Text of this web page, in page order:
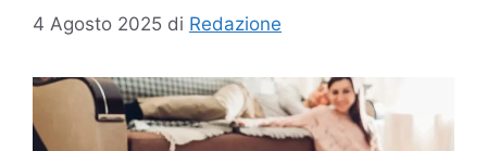
4 Agosto 2025 di Redazione